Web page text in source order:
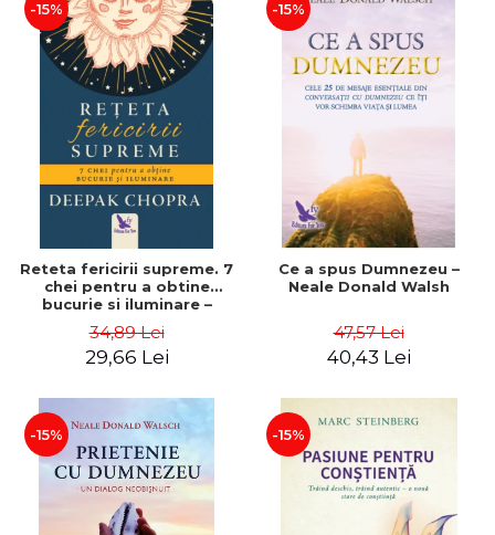
-15%
Reteta fericirii supreme. 7
chei pentru a obtine
bucurie si iluminare –
34,89 Lei
29,66 Lei
-15%
Ce a spus Dumnezeu –
Neale Donald Walsh
47,57 Lei
40,43 Lei
-15% -15%